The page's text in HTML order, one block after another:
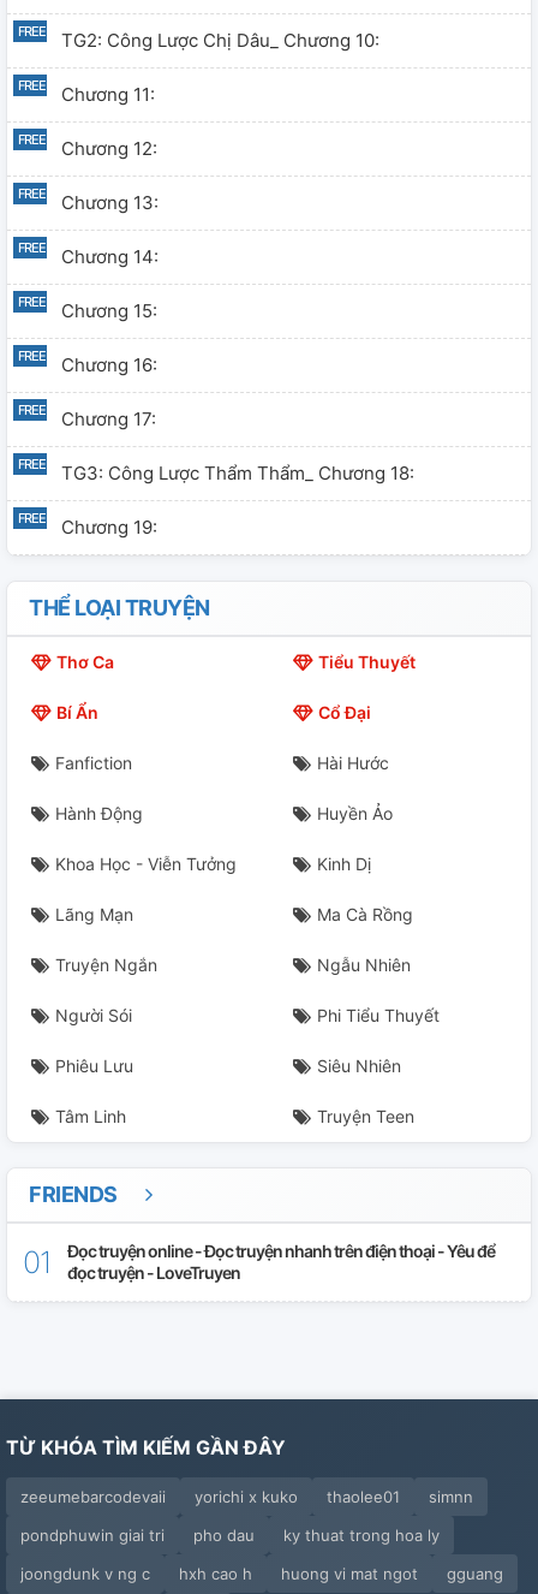
TG2: Công Lược Chị Dâu_ Chương 10:
Chương 11:
Chương 12:
Chương 13:
Chương 14:
Chương 15:
Chương 16:
Chương 17:
TG3: Công Lược Thẩm Thẩm_ Chương 18:
Chương 19:
Chương 20:
Chương 21:
Chương 25:
Chương 26:
Chương 27:
Chương 28:
TG4: Thế Giới Trừng Phạt_ Chương 29:
Chương 30:
Chương 32:
Chương 33:
Chương 36:
Chương 37: Phiên Ngoại 1
THỂ LOẠI TRUYỆN
Thơ Ca Tiểu Thuyết
Bí Ẩn Cổ Đại
Fanfiction Hài Hước
Hành Động Huyền Ảo
Khoa Học - Viễn Tưởng Kinh Dị
Lãng Mạn Ma Cà Rồng
Truyện Ngắn Ngẫu Nhiên
Người Sói Phi Tiểu Thuyết
Phiêu Lưu Siêu Nhiên
Tâm Linh Truyện Teen
FRIENDS
Đọc truyện online - Đọc truyện nhanh trên điện thoại - Yêu để
đọc truyện - LoveTruyen
TỪ KHÓA TÌM KIẾM GẦN ĐÂY
zeeumebarcodevaii yorichi x kuko thaolee01
simnn
pondphuwin giai tri
pho dau
ky thuat trong hoa ly
joongdunk v ng c
hxh cao h huong vi mat ngot gguang